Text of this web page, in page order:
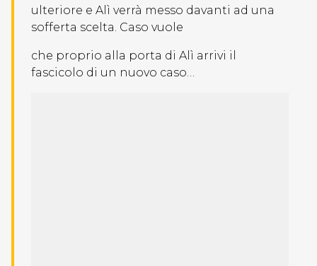
ulteriore e Alì verrà messo davanti ad una
sofferta scelta. Caso vuole
che proprio alla porta di Alì arrivi il
fascicolo di un nuovo caso…